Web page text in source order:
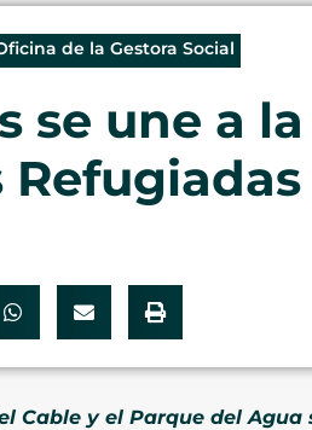
de la Gestora Social
se une a
Cable y el Parque del